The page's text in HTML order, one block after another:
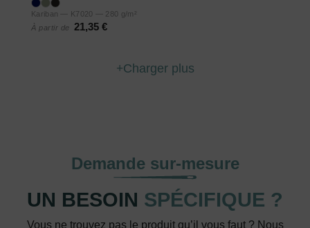
Kariban — K7020 — 280 g/m²
À partir de
21,35 €
Charger plus
Demande sur-mesure
UN BESOIN SPÉCIFIQUE ?
Vous ne trouvez pas le produit qu’il vous faut ? Nous